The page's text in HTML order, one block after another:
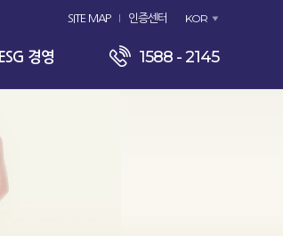
SITE MAP 인증센터 KOR
ESG 경영 1588 - 2145